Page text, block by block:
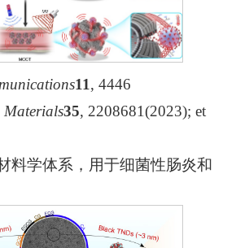
11, 4446
Materials35, 2208681(2023); et
料学体系，用于细菌性肠炎和